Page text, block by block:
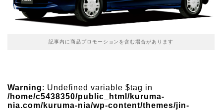
記事内に商品プロモーションを含む場合があります
Warning: Undefined variable $tag in
/home/c5438350/public_html/kuruma-
nia.com/kuruma-nia/wp-content/themes/jin-